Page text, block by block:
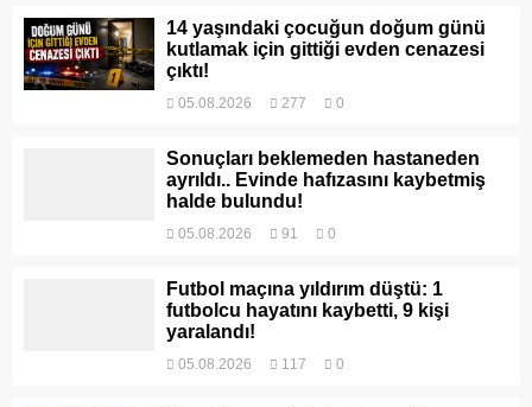
14 yaşındaki çocuğun doğum günü
kutlamak için gittiği evden cenazesi
çıktı!
05.08.2026 277 0
Sonuçları beklemeden hastaneden
ayrıldı.. Evinde hafızasını kaybetmiş
halde bulundu!
05.08.2026 91 0
Futbol maçına yıldırım düştü: 1
futbolcu hayatını kaybetti, 9 kişi
yaralandı!
05.08.2026 117 0